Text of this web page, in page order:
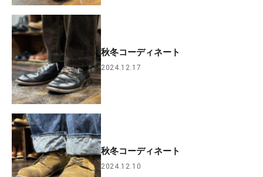
秋冬コーディネート
2024.12.17
秋冬コーディネート
2024.12.10